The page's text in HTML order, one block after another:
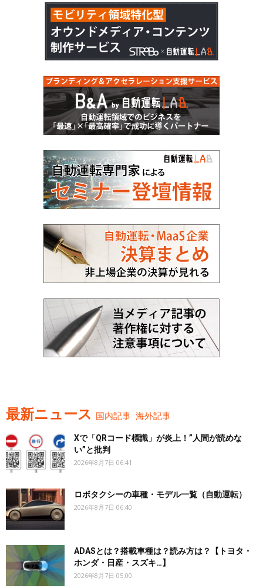
最新ニュース 国内記事 海外記事
Xで「QRコード標識」が炎上！”人間が読めな
い”と批判
2026年8月7日 06:41
ロボタクシーの車種・モデル一覧（自動運転）
2026年8月7日 06:40
ADASとは？搭載車種は？読み方は？【トヨタ・
ホンダ・日産・スズキ…】
2026年8月7日 05:00